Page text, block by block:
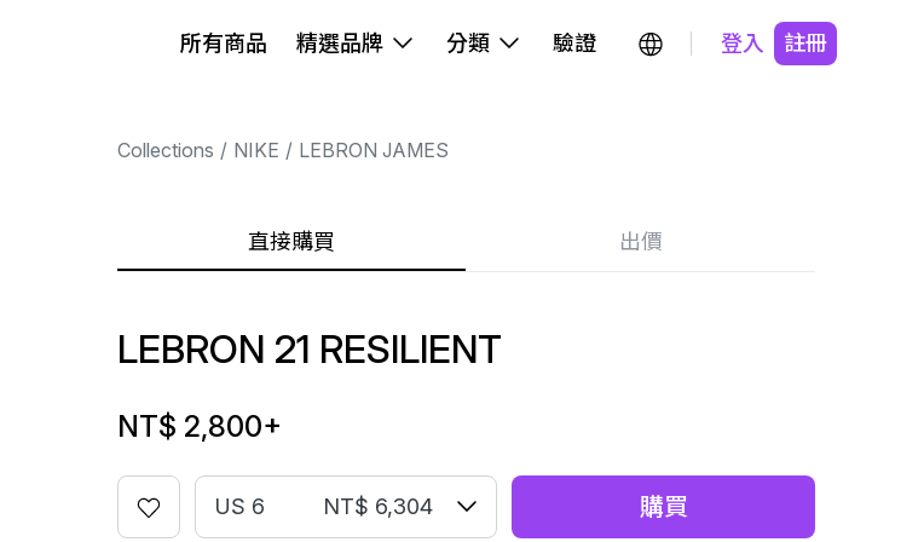
所有商品 精選品牌 分類 驗證 登入 註冊
Collections NIKE LEBRON JAMES
直接購買 出價
LEBRON 21 RESILIENT
NT$ 2,800+
US 6 NT$ 6,304 購買